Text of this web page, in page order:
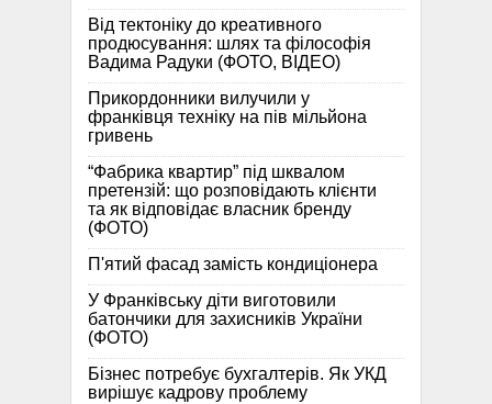
Від тектоніку до креативного
продюсування: шлях та філософія
Вадима Радуки (ФОТО, ВІДЕО)
Прикордонники вилучили у
франківця техніку на пів мільйона
гривень
“Фабрика квартир” під шквалом
претензій: що розповідають клієнти
та як відповідає власник бренду
(ФОТО)
П'ятий фасад замість кондиціонера
У Франківську діти виготовили
батончики для захисників України
(ФОТО)
Бізнес потребує бухгалтерів. Як УКД
вирішує кадрову проблему